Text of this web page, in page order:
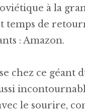
à la
temps de
: Amazon.
chez ce géant
le sourire,